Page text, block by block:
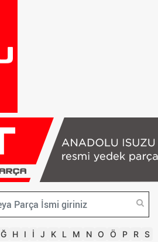
Ğ H I İ J K L M N O Ö P R S